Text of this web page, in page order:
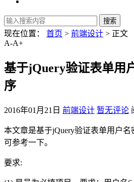
现在位置： 首页 > 前端设计 > 正文
A-A+
基于jQuery验证表单用
序
2016年01月21日 前端设计 暂无评论
本文章是基于jQuery验证表单用户
可参考一下。
要求: